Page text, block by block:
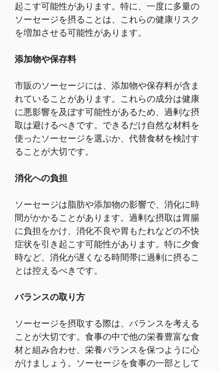
起こす可能性があります。特に、一度に多量の
ソーセージを摂ることは、これらの健康リスク
を増加させる可能性があります。
添加物や保存料
市販のソーセージには、添加物や保存料が含ま
れていることがあります。これらの成分は健康
に悪影響を及ぼす可能性があるため、過剰な摂
取は避けるべきです。できるだけ自然な材料を
使ったソーセージを選ぶか、代替食材を検討す
ることが大切です。
消化への負担
ソーセージは脂肪や添加物の影響で、消化に時
間がかかることがあります。過剰な摂取は胃腸
に負担をかけ、消化不良や胃もたれなどの不快
症状を引き起こす可能性があります。特に夕食
時など、消化が遅くなる時間帯に過剰に摂るこ
とは控えるべきです。
バランスの取り方
ソーセージを摂取する際は、バランスを考える
ことが大切です。食事の中で他の栄養豊富な食
材と組み合わせ、栄養バランスを保つように心
がけましょう。ソーセージを食事の一部として